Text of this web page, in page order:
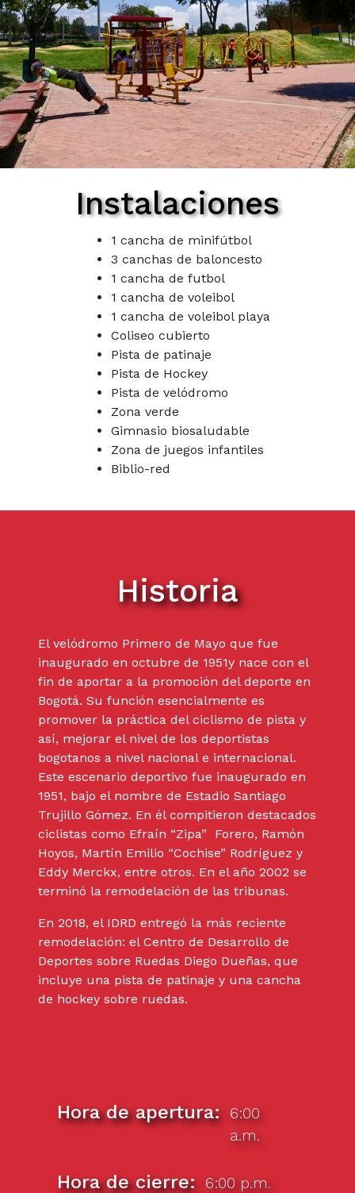
Instalaciones
1 cancha de minifútbol
3 canchas de baloncesto
1 cancha de futbol
1 cancha de voleibol
1 cancha de voleibol playa
Coliseo cubierto
Pista de patinaje
Pista de Hockey
Pista de velódromo
Zona verde
Gimnasio biosaludable
Zona de juegos infantiles
Biblio-red
Historia
El velódromo Primero de Mayo que fue
inaugurado en octubre de 1951y nace con el
fin de aportar a la promoción del deporte en
Bogotá. Su función esencialmente es
promover la práctica del ciclismo de pista y
así, mejorar el nivel de los deportistas
bogotanos a nivel nacional e internacional.
Este escenario deportivo fue inaugurado en
1951, bajo el nombre de Estadio Santiago
Trujillo Gómez. En él compitieron destacados
ciclistas como Efraín “Zipa” Forero, Ramón
Hoyos, Martín Emilio “Cochise” Rodríguez y
Eddy Merckx, entre otros. En el año 2002 se
terminó la remodelación de las tribunas.
En 2018, el IDRD entregó la más reciente
remodelación: el Centro de Desarrollo de
Deportes sobre Ruedas Diego Dueñas, que
incluye una pista de patinaje y una cancha
de hockey sobre ruedas.
Hora de apertura
6:00
a.m.
Hora de cierre 6:00 p.m.